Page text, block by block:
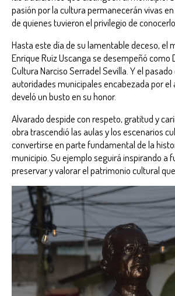
pasión por la cultura permanecerán vivas
de quienes tuvieron el privilegio de
Hasta este día de su lamentable deceso, el
Enrique Ruíz Uscanga se desempeñó como
Cultura Narciso Serradel Sevilla. Y el
autoridades municipales encabezada por el
develó un busto en su honor.
Alvarado despide con respeto, gratitud y
obra trascendió las aulas y los escenarios
convertirse en parte fundamental de la
municipio. Su ejemplo seguirá inspirando a
preservar y valorar el patrimonio cultural